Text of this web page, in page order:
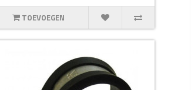
TOEVOEGEN